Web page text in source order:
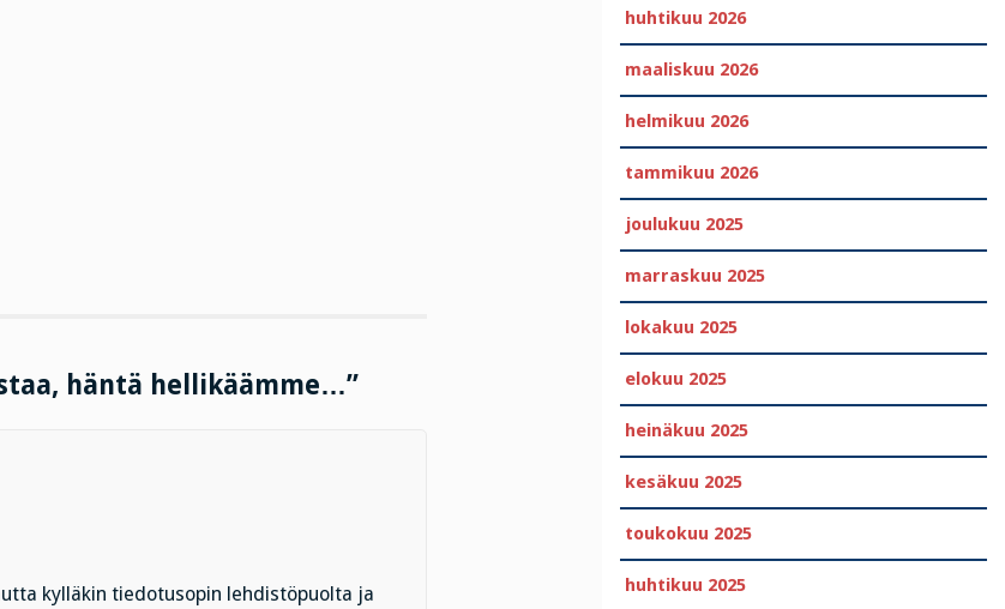
häntä hellikäämme…”
kylläkin tiedotusopin lehdistöpuolta ja
huhtikuu 2026
maaliskuu 2026
helmikuu 2026
tammikuu 2026
joulukuu 2025
marraskuu 2025
lokakuu 2025
elokuu 2025
heinäkuu 2025
kesäkuu 2025
toukokuu 2025
huhtikuu 2025